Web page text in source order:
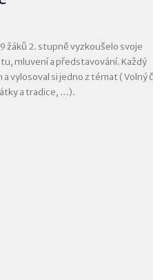
žáků 2. stupně vyzkoušelo svoje
mluvení a představování. Každý
vylosoval si jedno z témat ( Volný
a tradice, …).